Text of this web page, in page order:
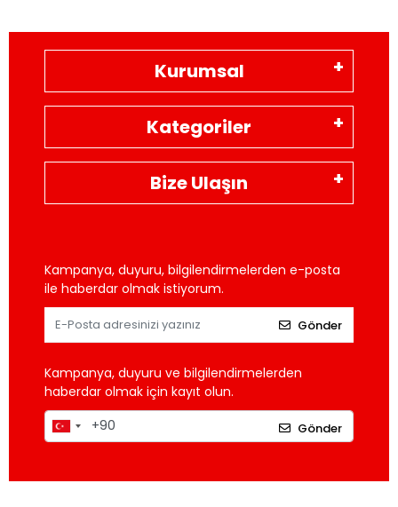
Kurumsal
Kategoriler
Bize Ulaşın
Kampanya, duyuru, bilgilendirmelerden e-posta
ile haberdar olmak istiyorum.
Gönder
Kampanya, duyuru ve bilgilendirmelerden
haberdar olmak için kayıt olun.
Gönder